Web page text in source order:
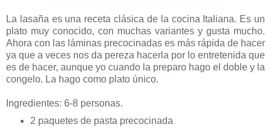
La lasaña es una receta clásica de la cocina Italiana. Es un
plato muy conocido, con muchas variantes y gusta mucho.
Ahora con las láminas precocinadas es más rápida de hacer
ya que a veces nos da pereza hacerla por lo entretenida que
es de hacer, aunque yo cuando la preparo hago el doble y la
congelo. La hago como plato único.
Ingredientes: 6-8 personas.
2 paquetes de pasta precocinada